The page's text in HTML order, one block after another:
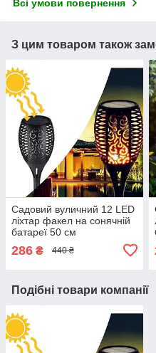
Всі умови повернення
З цим товаром також
Садовий вуличний 12 LED
ліхтар факел на сонячній
батареї 50 см
водонепроникний ліхтар з
ефектом полум'я, діаметр
286 ₴ 440 ₴
Подібні товари компанії